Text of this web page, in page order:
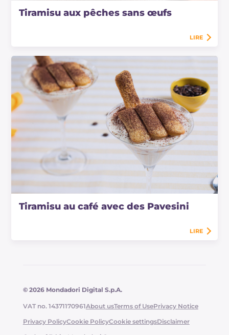
Tiramisu aux pêches sans œufs
LIRE
Tiramisu au café avec des Pavesini
LIRE
© 2026 Mondadori Digital S.p.A.
VAT no. 14371170961About usTerms of UsePrivacy Notice
Privacy PolicyCookie PolicyCookie settingsDisclaimer